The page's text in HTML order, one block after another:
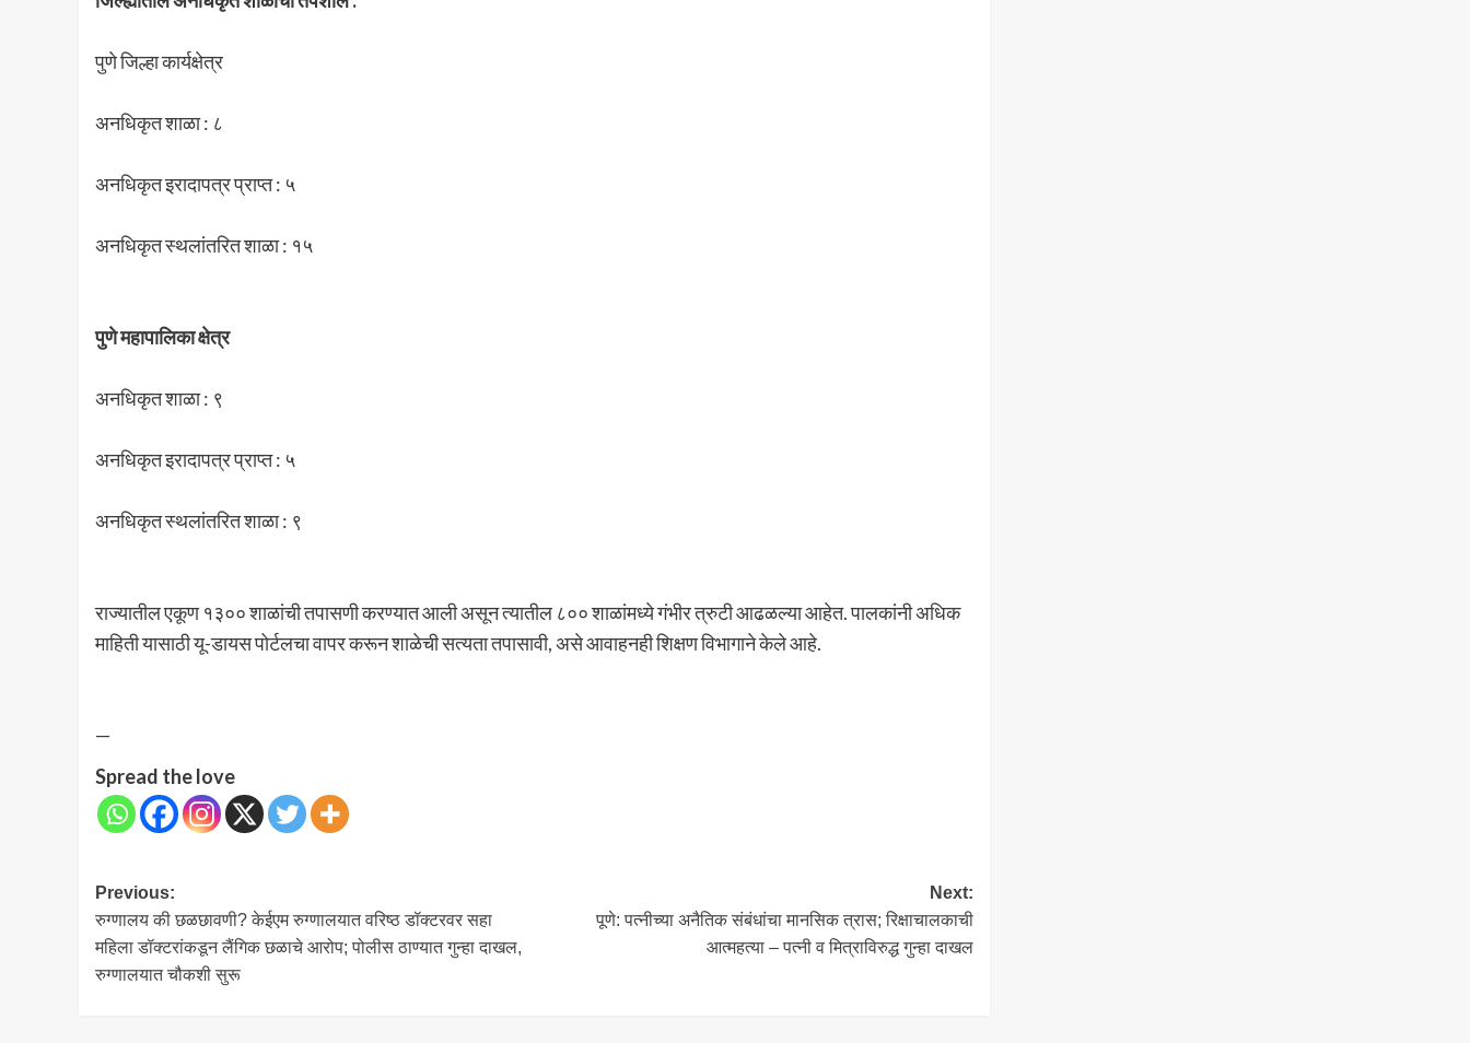
पुणे जिल्हा कार्यक्षेत्र
अनधिकृत शाळा : ८
अनधिकृत इरादापत्र प्राप्त : ५
अनधिकृत स्थलांतरित शाळा : १५
पुणे महापालिका क्षेत्र
अनधिकृत शाळा : ९
अनधिकृत इरादापत्र प्राप्त : ५
अनधिकृत स्थलांतरित शाळा : ९
राज्यातील एकूण १३०० शाळांची तपासणी करण्यात आली असून त्यातील ८०० शाळांमध्ये गंभीर त्रुटी आढळल्या आहेत. पालकांनी अधिक
माहिती यासाठी यू-डायस पोर्टलचा वापर करून शाळेची सत्यता तपासावी, असे आवाहनही शिक्षण विभागाने केले आहे.
—
Spread the love
Post
navigation
Previous:
रुग्णालय की छळछावणी? केईएम रुग्णालयात वरिष्ठ डॉक्टरवर सहा
महिला डॉक्टरांकडून लैंगिक छळाचे आरोप; पोलीस ठाण्यात गुन्हा दाखल,
रुग्णालयात चौकशी सुरू
Next:
पूणे: पत्नीच्या अनैतिक संबंधांचा मानसिक त्रास; रिक्षाचालकाची
आत्महत्या – पत्नी व मित्राविरुद्ध गुन्हा दाखल